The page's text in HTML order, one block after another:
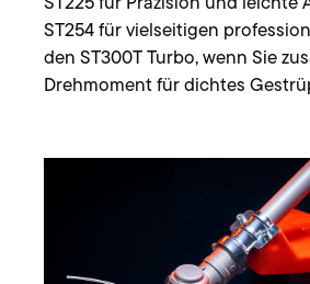
ST254 für vielseitigen
den ST300T Turbo, wenn Sie
Drehmoment für dichtes